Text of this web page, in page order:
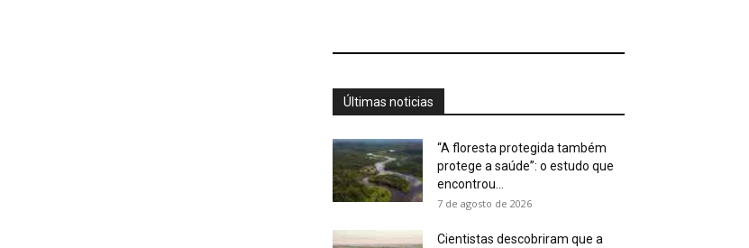
Últimas noticias
“A floresta protegida também
protege a saúde”: o estudo que
encontrou...
7 de agosto de 2026
Cientistas descobriram que a